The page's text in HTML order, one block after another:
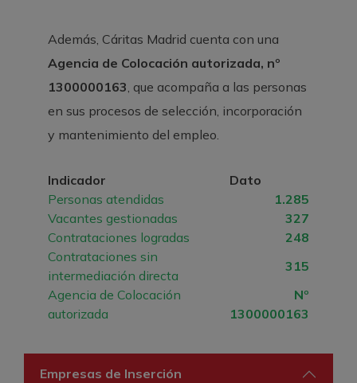
Además, Cáritas Madrid cuenta con una
Agencia de Colocación autorizada, nº
1300000163 , que acompaña a las personas
en sus procesos de selección, incorporación
y mantenimiento del empleo.
Indicador
Dato
Personas atendidas
1.285
Vacantes gestionadas
327
Contrataciones logradas
248
Contrataciones sin
intermediación directa
315
Agencia de Colocación
autorizada
Nº
1300000163
Empresas de Inserción